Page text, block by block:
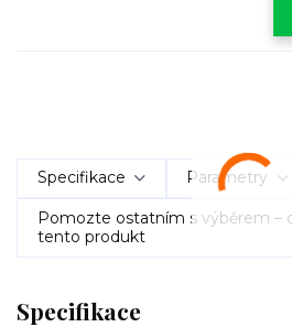
Specifikace Parametry
Pomozte ostatním s výběrem –
tento produkt
Specifikace